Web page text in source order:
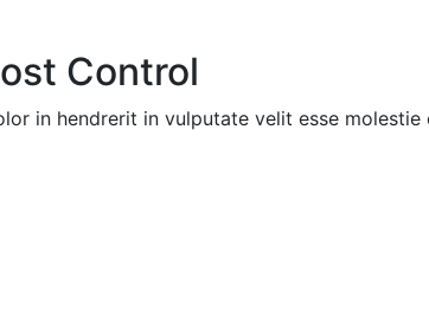
Control
in hendrerit in vulputate velit esse